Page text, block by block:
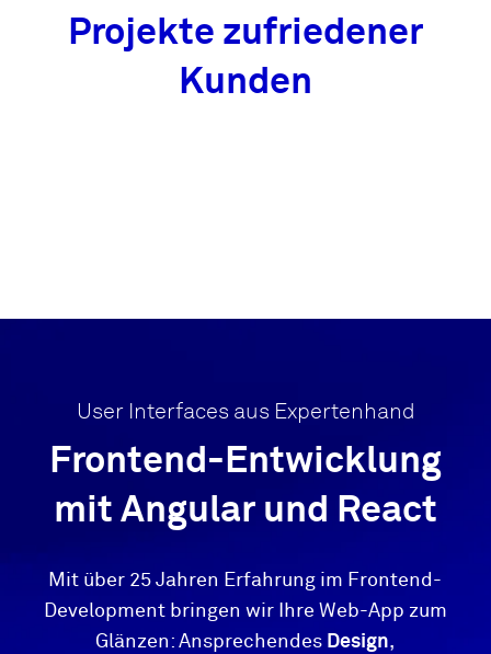
Projekte zufriedener
Kunden
User Interfaces aus Expertenhand
Frontend-Entwicklung
mit Angular und React
Mit über 25 Jahren Erfahrung im Frontend-
Development bringen wir Ihre Web-App zum
Glänzen: Ansprechendes Design,